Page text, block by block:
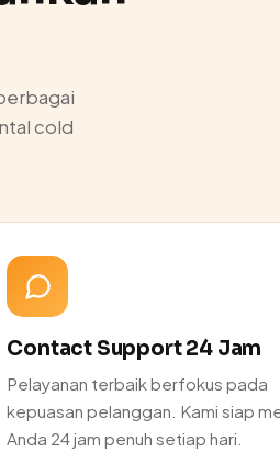
cold
Contact Support 24 Jam
Pelayanan terbaik berfokus pada
kepuasan pelanggan. Kami siap
Anda 24 jam penuh setiap hari.